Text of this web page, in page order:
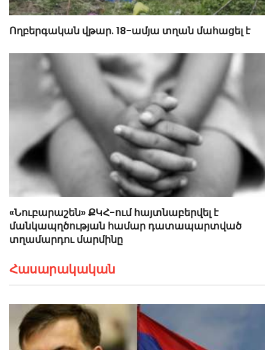
Ողբերգական վթար. 18-ամյա տղան մահացել է
«Նուբարաշեն» ՔԿՀ-ում հայտնաբերվել է
մանկապղծության համար դատապարտված
տղամարդու մարմինը
Հասարակական